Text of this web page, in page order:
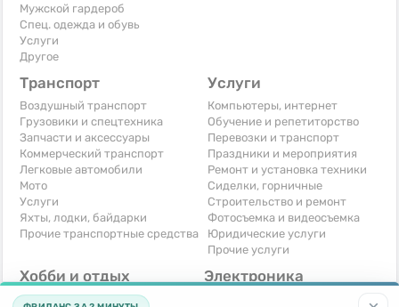
Мужской гардероб
Спец. одежда и обувь
Услуги
Другое
Транспорт
Воздушный транспорт
Грузовики и спецтехника
Запчасти и аксессуары
Коммерческий транспорт
Легковые автомобили
Мото
Услуги
Яхты, лодки, байдарки
Прочие транспортные средства
Услуги
Компьютеры, интернет
Обучение и репетиторство
Перевозки и транспорт
Праздники и мероприятия
Ремонт и установка техники
Сиделки, горничные
Строительство и ремонт
Фотосъемка и видеосъемка
Юридические услуги
Прочие услуги
Хобби и отдых
Книги и журналы
Электроника